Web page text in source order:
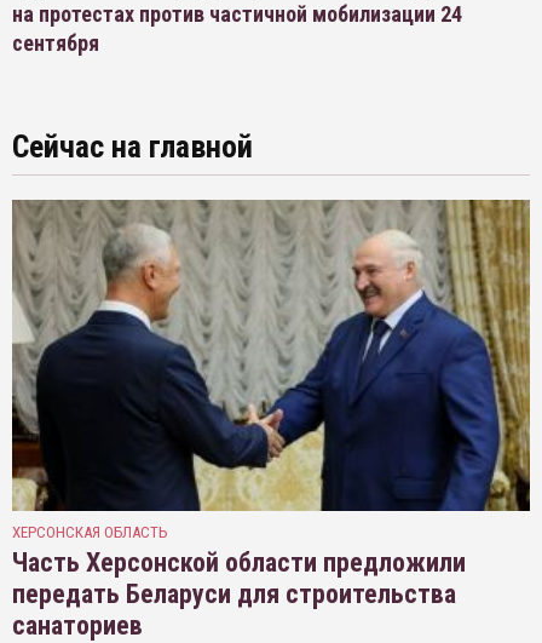
на протестах против частичной мобилизации 24
сентября
Сейчас на главной
ХЕРСОНСКАЯ ОБЛАСТЬ
Часть Херсонской области предложили
передать Беларуси для строительства
санаториев